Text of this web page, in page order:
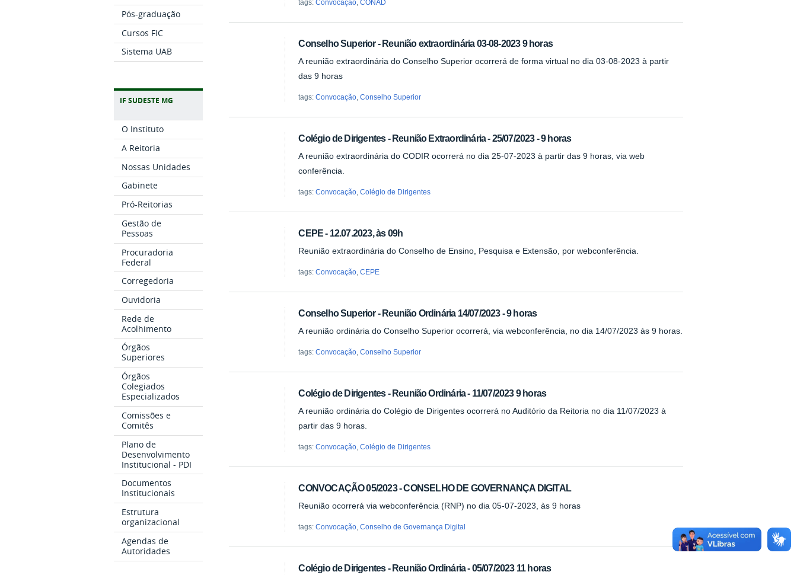
Pós-graduação
Cursos FIC
Sistema UAB
IF SUDESTE MG
O Instituto
A Reitoria
Nossas Unidades
Gabinete
Pró-Reitorias
Gestão de
Pessoas
Procuradoria
Federal
Corregedoria
Ouvidoria
Rede de
Acolhimento
Órgãos
Superiores
Órgãos
Colegiados
Especializados
Comissões e
Comitês
Plano de
Desenvolvimento
Institucional - PDI
Documentos
Institucionais
Estrutura
organizacional
Agendas de
Autoridades
tags:Convocação ,CONAD
Conselho Superior - Reunião extraordinária 03-08-2023 9 horas
A reunião extraordinária do Conselho Superior ocorrerá de forma virtual no dia 03-08-2023 à partir
das 9 horas
tags:Convocação ,Conselho Superior
Colégio de Dirigentes - Reunião Extraordinária - 25/07/2023 - 9 horas
A reunião extraordinária do CODIR ocorrerá no dia 25-07-2023 à partir das 9 horas, via web
conferência.
tags:Convocação ,Colégio de Dirigentes
CEPE - 12.07.2023, às 09h
Reunião extraordinária do Conselho de Ensino, Pesquisa e Extensão, por webconferência.
tags:Convocação ,CEPE
Conselho Superior - Reunião Ordinária 14/07/2023 - 9 horas
A reunião ordinária do Conselho Superior ocorrerá, via webconferência, no dia 14/07/2023 às 9 horas.
tags:Convocação ,Conselho Superior
Colégio de Dirigentes - Reunião Ordinária - 11/07/2023 9 horas
A reunião ordinária do Colégio de Dirigentes ocorrerá no Auditório da Reitoria no dia 11/07/2023 à
partir das 9 horas.
tags:Convocação ,Colégio de Dirigentes
CONVOCAÇÃO 05/2023 - CONSELHO DE GOVERNANÇA DIGITAL
Reunião ocorrerá via webconferência (RNP) no dia 05-07-2023, às 9 horas
tags:Convocação ,Conselho de Governança Digital
Colégio de Dirigentes - Reunião Ordinária - 05/07/2023 11 horas